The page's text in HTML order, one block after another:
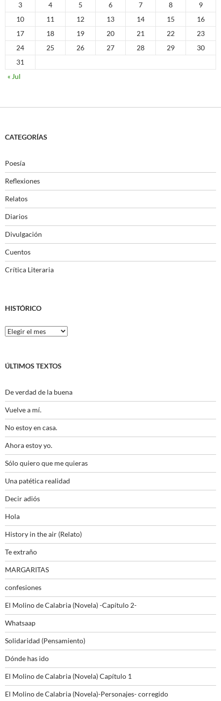
3
4 5 6 7 8
9
10
11 12 13 14 15
16
17
18 19 20 21 22
23
24
25 26 27 28 29
30
31
« Jul
CATEGORÍAS
Poesía
Reflexiones
Relatos
Diarios
Divulgación
Cuentos
Crítica Literaria
HISTÓRICO
Histórico
ÚLTIMOS TEXTOS
De verdad de la buena
Vuelve a mí.
No estoy en casa.
Ahora estoy yo.
Sólo quiero que me quieras
Una patética realidad
Decir adiós
Hola
History in the air (Relato)
Te extraño
MARGARITAS
confesiones
El Molino de Calabria (Novela) -Capítulo 2-
Whatsaap
Solidaridad (Pensamiento)
Dónde has ido
El Molino de Calabria (Novela) Capítulo 1
El Molino de Calabria (Novela)-Personajes- corregido